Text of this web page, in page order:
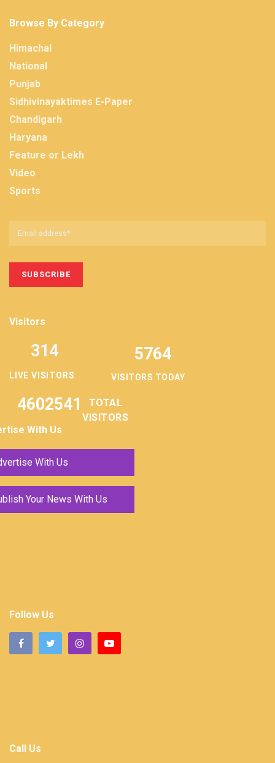
Browse By Category
Himachal
National
Punjab
Sidhivinayaktimes E-Paper
Chandigarh
Haryana
Feature or Lekh
Video
Sports
Visitors
LIVE VISITORS
314 5764
VISITORS TODAY
4602541
TOTAL
VISITORS
With Us
With Us
Your News With Us
Follow Us
Call Us